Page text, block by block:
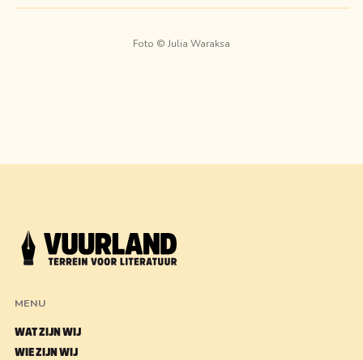
Foto © Julia Waraksa
MENU
WAT ZIJN WIJ
WIE ZIJN WIJ